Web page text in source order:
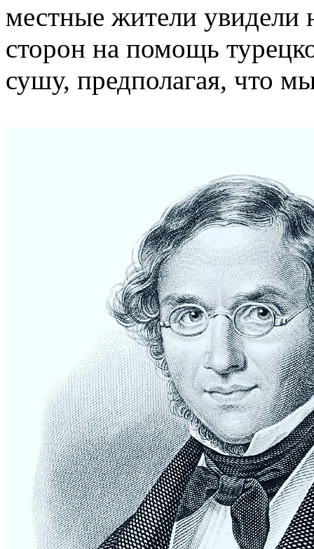
местные жители увидели
сторон на помощь
сушу, предполагая, что